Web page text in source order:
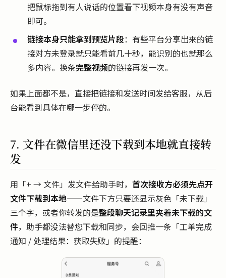
把鼠标拖到有人说话的位置看下视频本身有没有声音
即可。
链接本身只能拿到预览片段：有些平台分享出来的链
接对方未登录就只能看前几十秒，能识别的也就那么
多内容。换条完整视频的链接再发一次。
如果上面都不是，直接把链接和发送时间发给客服，从后
台能看到具体在哪一步停的。
7. 文件在微信里还没下载到本地就直接转
发
用「+ → 文件」发文件给助手时， 首次接收方必须先点开
文件下载到本地——文件下方只要还显示灰色「未下载」
三个字，或者你转发的是整段聊天记录里夹着未下载的文
件，助手都没法替您下载和同步，会回推一条「工单完成
通知 / 处理结果：获取失败」的提醒：